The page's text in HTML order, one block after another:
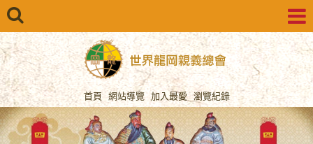
首頁 網站導覽 加入最愛 瀏覽紀錄